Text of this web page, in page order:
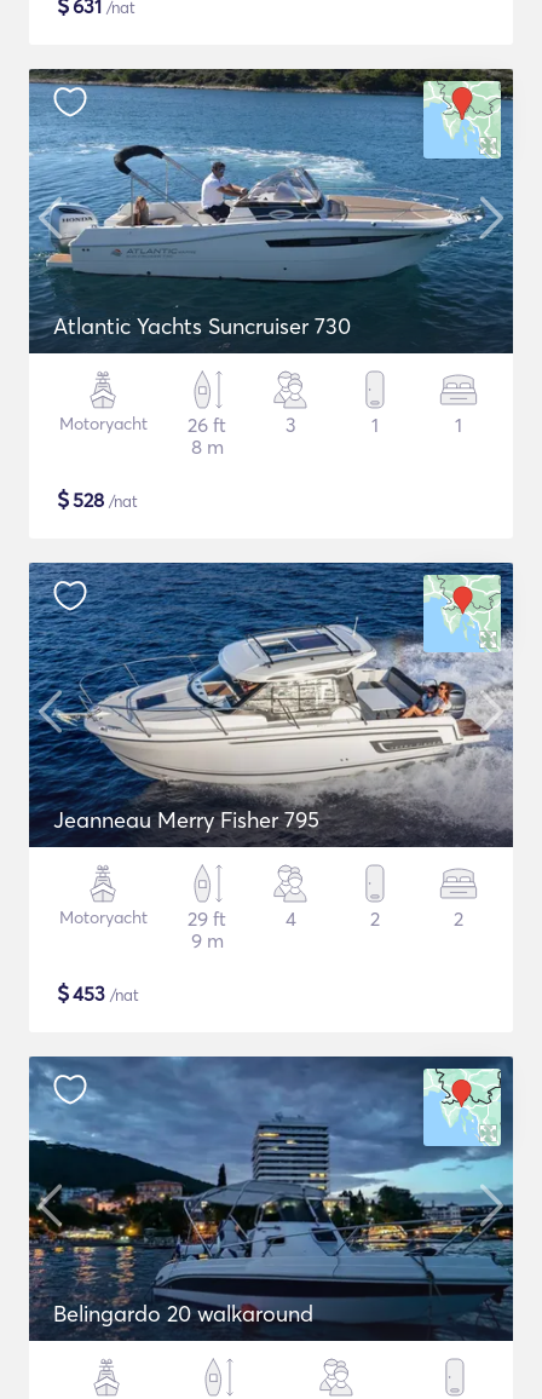
631 /nat
Atlantic Yachts Suncruiser 730
Motoryacht
26 ft
8 m
3 1 1
$528 /nat
Jeanneau Merry Fisher 795
Motoryacht
29 ft
9 m
4 2 2
$453 /nat
Belingardo 20 walkaround